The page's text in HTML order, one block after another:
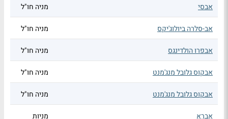
אבסי
מניה חו"ל
אב-סלרה ביולוג'יקס מניה חו"ל
אבפרו הולדינגס מניה חו"ל
אבקוס גלובל מנג'מנט מניה חו"ל
אבקוס גלובל מנג'מנט מניה חו"ל
אברא מניות